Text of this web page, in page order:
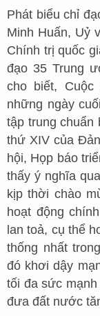
Phát biểu chỉ
Minh Huấn, Uỷ
Chính trị quốc
đạo 35 Trung
cho biết,
những ngày
tập trung chuẩn
thứ XIV của
hội, Họp báo
thấy ý nghĩa
kịp thời chào
hoạt động
lan toả, cụ thể
thống nhất
đó khơi dậy
tối đa sức
đưa đất nước